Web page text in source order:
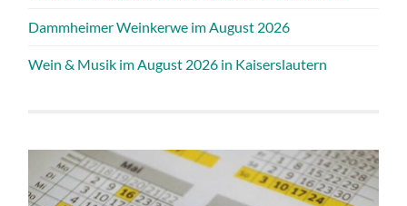
Dammheimer Weinkerwe im August 2026
Wein & Musik im August 2026 in Kaiserslautern